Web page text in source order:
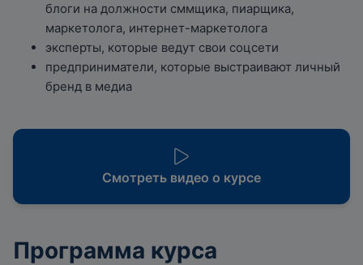
блоги на должности сммщика, пиарщика,
маркетолога, интернет-маркетолога
эксперты, которые ведут свои соцсети
предприниматели, которые выстраивают личный
бренд в медиа
Смотреть видео о курсе
Программа курса